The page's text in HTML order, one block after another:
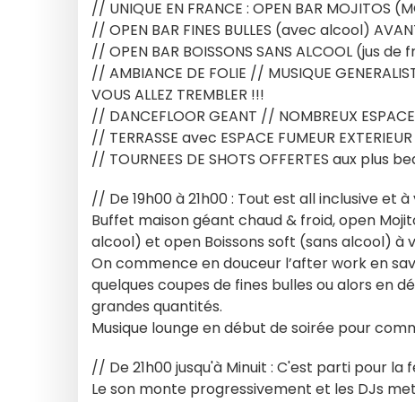
// UNIQUE EN FRANCE : OPEN BAR MOJITOS
// OPEN BAR FINES BULLES (avec alcool)
// OPEN BAR BOISSONS SANS ALCOOL (jus
// AMBIANCE DE FOLIE // MUSIQUE
VOUS ALLEZ TREMBLER !!!
// DANCEFLOOR GEANT // NOMBREUX
// TERRASSE avec ESPACE FUMEUR EXTERIEUR
// TOURNEES DE SHOTS OFFERTES aux
// De 19h00 à 21h00 : Tout est all inclusive et
Buffet maison géant chaud & froid, open
alcool) et open Boissons soft (sans alcool) à
On commence en douceur l’after work en
quelques coupes de fines bulles ou alors en
grandes quantités.
Musique lounge en début de soirée pour
// De 21h00 jusqu'à Minuit : C'est parti pour la
Le son monte progressivement et les DJs